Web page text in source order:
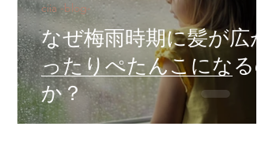
なぜ梅雨時期に髪が広が
ったりぺたんこになるの
か？
ciia -blog-